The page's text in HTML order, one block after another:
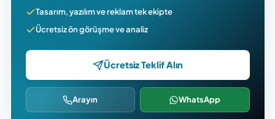
Tasarım, yazılım ve reklam tek ekipte
Ücretsiz ön görüşme ve analiz
Ücretsiz Teklif Alın
Arayın WhatsApp